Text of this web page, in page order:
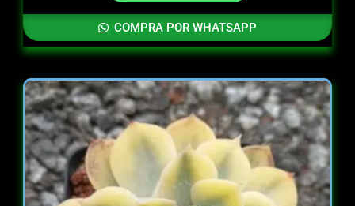
COMPRA POR WHATSAPP